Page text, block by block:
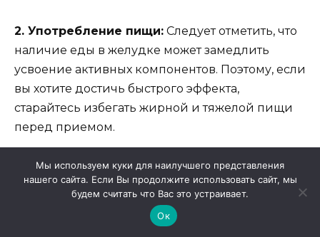
2. Употребление пищи: Следует отметить, что
наличие еды в желудке может замедлить
усвоение активных компонентов. Поэтому, если
вы хотите достичь быстрого эффекта,
старайтесь избегать жирной и тяжелой пищи
перед приемом.
3. Дозировка:Важно строго придерживаться
установленной дозировки, назначенной
специалистом. Пересечение рекомендуемой
дозы не только не увеличит эффект, но может
Мы используем куки для наилучшего представления
нашего сайта. Если Вы продолжите использовать сайт, мы
будем считать что Вас это устраивает.
Ок